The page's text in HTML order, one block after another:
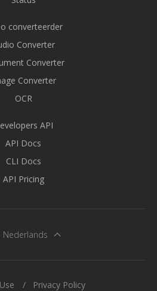
converteerder
Converter
Converter
Converter
OCR
API
API Docs
CLI Docs
API Pricing
Nederlands
Privacy Policy